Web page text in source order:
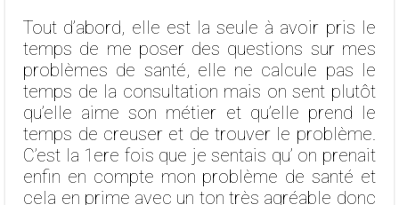
Tout d’abord, elle est la seule à avoir pris le
temps de me poser des questions sur mes
problèmes de santé, elle ne calcule pas le
temps de la consultation mais on sent plutôt
qu’elle aime son métier et qu’elle prend le
temps de creuser et de trouver le problème.
C’est la 1ere fois que je sentais qu’ on prenait
enfin en compte mon problème de santé et
cela en prime avec un ton très agréable donc